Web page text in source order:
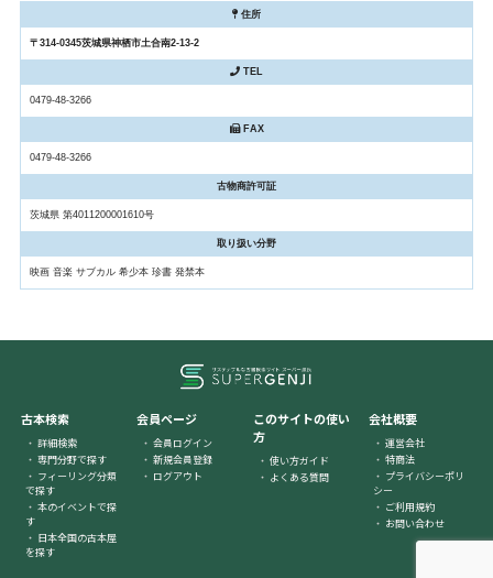
住所
〒314-0345茨城県神栖市土合南2-13-2
TEL
0479-48-3266
FAX
0479-48-3266
古物商許可証
茨城県 第4011200001610号
取り扱い分野
映画 音楽 サブカル 希少本 珍書 発禁本
古本検索
詳細検索
専門分野で探す
フィーリング分類
で探す
本のイベントで探
す
日本全国の古本屋
を探す
会員ページ
会員ログイン
新規会員登録
ログアウト
このサイトの使い
方
使い方ガイド
よくある質問
会社概要
運営会社
特商法
プライバシーポリ
シー
ご利用規約
お問い合わせ